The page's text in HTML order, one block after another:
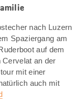
nach Luzern
Spaziergang am
auf dem
Cervelat an der
mit einer
auch mit